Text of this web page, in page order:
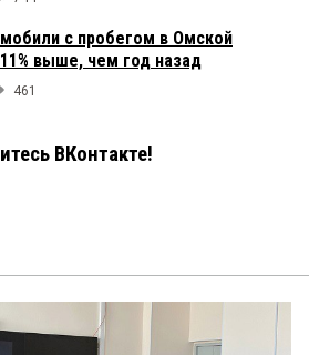
с пробегом в Омской
выше, чем год назад
461
ВКонтакте!